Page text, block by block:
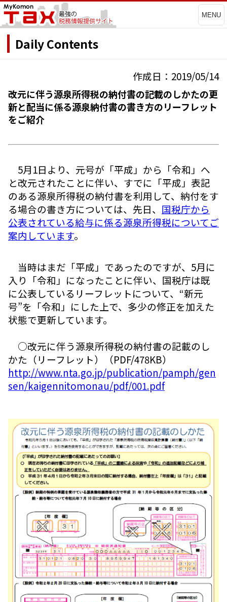
MENU
Daily Contents
作成日：2019/05/14
改元に伴う源泉所得税の納付書の記載のしかたの更
新と配当に係る源泉納付書の書き方のリーフレット
をご紹介
5月1日より、元号が「平成」から「令和」へ
と改元されたことに伴い、すでに「平成」表記
のある源泉所得税の納付書を利用して、納付をす
る場合の書き方については、先日、 国税庁から
公表されている給与に係る源泉所得税についてご
案内しています。
当時はまだ「平成」であったのですが、5月に
入り「令和」になったことに伴い、国税庁は既
に公表しているリーフレットについて、“新元
号”を「令和」にした上で、多少の修正を加えた
状態で更新しています。
○改元に伴う源泉所得税の納付書の記載のし
かた（リーフレット）（PDF/478KB）
http://www.nta.go.jp/publication/pamph/gen
sen/kaigennitomonau/pdf/001.pdf